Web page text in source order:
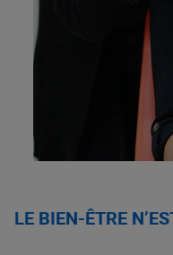
LE BIEN-ÊTRE